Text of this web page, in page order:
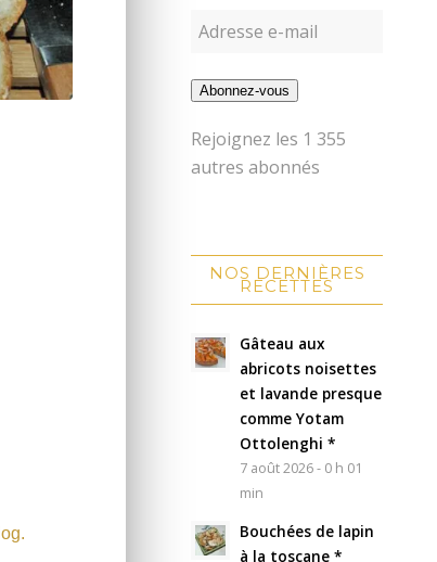
Abonnez-vous
Rejoignez les 1 355
autres abonnés
NOS DERNIÈRES
RECETTES
Gâteau aux
abricots noisettes
et lavande presque
comme Yotam
Ottolenghi *
7 août 2026 - 0 h 01
min
Bouchées de lapin
à la toscane *